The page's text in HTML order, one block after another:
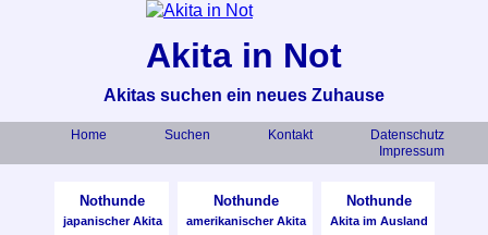
Akita in Not
Akitas suchen ein neues Zuhause
Home Suchen Kontakt
Datenschutz
Impressum
Nothunde
japanischer Akita
Nothunde
amerikanischer Akita
Nothunde
Akita im Ausland